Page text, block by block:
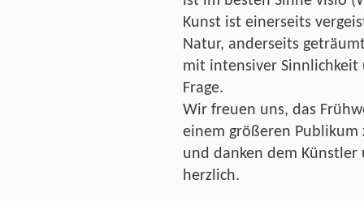
Kunst ist einerseits
Natur, anderseits
mit intensiver
Frage.
Wir freuen uns, das
einem größeren Publikum
und danken dem Künstler
herzlich.